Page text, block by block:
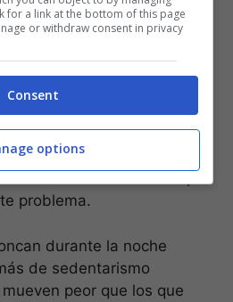
comprender, en
la calidad del sueño es
día. También es
roncan no solo se
sino que quienes
problema.
durante la noche
de sedentarismo
peor que los que
for a link at the bottom of this page
or withdraw consent in privacy
Consent
options